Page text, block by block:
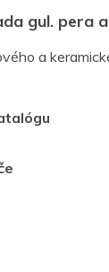
gul. pera
a